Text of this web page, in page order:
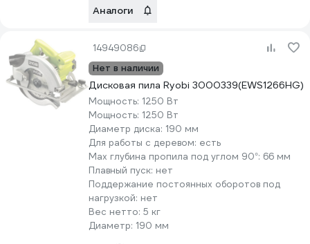
Аналоги
14949086
Нет в наличии
Дисковая пила Ryobi 3000339(EWS1266HG)
Мощность: 1250 Вт
Мощность: 1250 Вт
Диаметр диска: 190 мм
Для работы с деревом: есть
Max глубина пропила под углом 90°: 66 мм
Плавный пуск: нет
Поддержание постоянных оборотов под
нагрузкой: нет
Вес нетто: 5 кг
Диаметр: 190 мм